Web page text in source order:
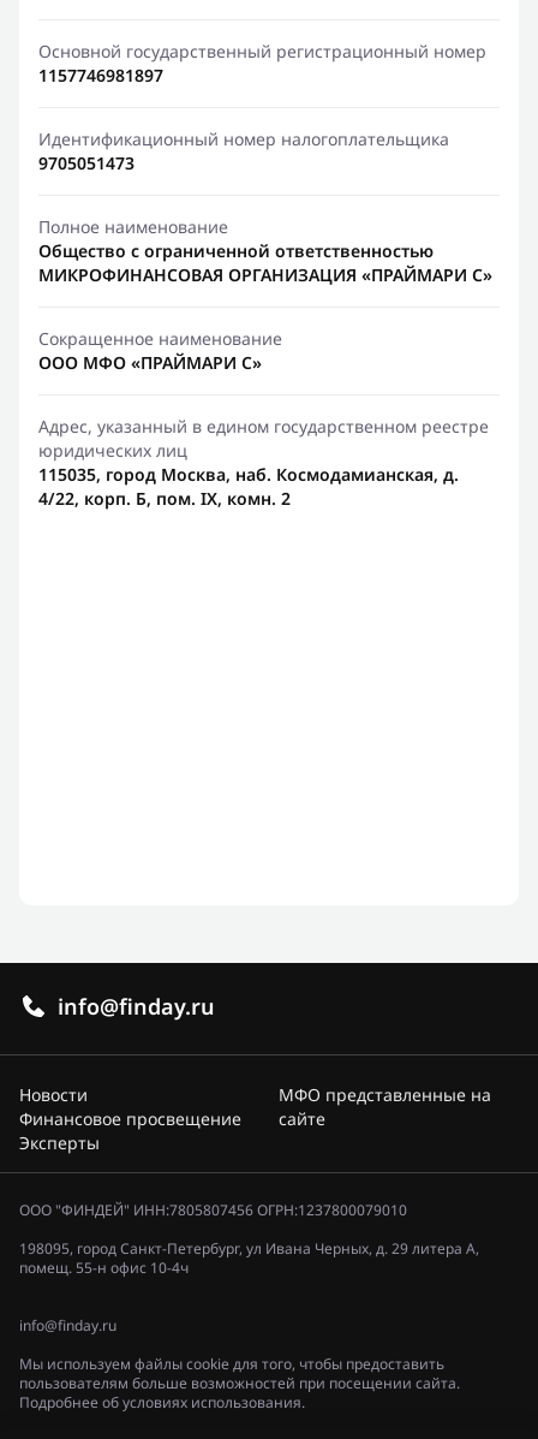
Основной государственный регистрационный номер
1157746981897
Идентификационный номер налогоплательщика
9705051473
Полное наименование
Общество с ограниченной ответственностью
МИКРОФИНАНСОВАЯ ОРГАНИЗАЦИЯ «ПРАЙМАРИ С»
Сокращенное наименование
ООО МФО «ПРАЙМАРИ С»
Адрес, указанный в едином государственном реестре
юридических лиц
115035, город Москва, наб. Космодамианская, д.
4/22, корп. Б, пом. IX, комн. 2
info@finday.ru
Новости
Финансовое просвещение
Эксперты
МФО представленные на
сайте
ООО "ФИНДЕЙ" ИНН:7805807456 ОГРН:1237800079010
198095, город Санкт-Петербург, ул Ивана Черных, д. 29 литера А,
помещ. 55-н офис 10-4ч
info@finday.ru
Мы используем файлы cookie для того, чтобы предоставить
пользователям больше возможностей при посещении сайта.
Подробнее об условиях использования.